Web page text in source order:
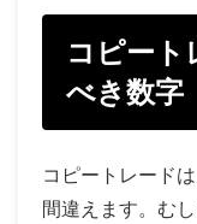
コピート
べき数字
コピートレード
間違えます。む